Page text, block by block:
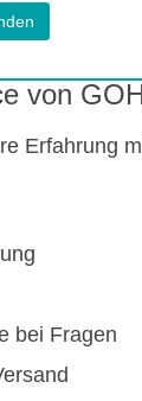
von
Erfahrung
bei Fragen